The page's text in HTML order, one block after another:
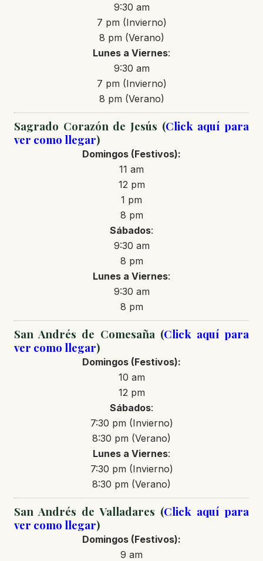
9:30 am
7 pm (Invierno)
8 pm (Verano)
Lunes a Viernes:
9:30 am
7 pm (Invierno)
8 pm (Verano)
Sagrado Corazón de Jesús (Click aquí para
ver como llegar)
Domingos (Festivos):
11 am
12 pm
1 pm
8 pm
Sábados:
9:30 am
8 pm
Lunes a Viernes:
9:30 am
8 pm
San Andrés de Comesaña (Click aquí para
ver como llegar)
Domingos (Festivos):
10 am
12 pm
Sábados:
7:30 pm (Invierno)
8:30 pm (Verano)
Lunes a Viernes:
7:30 pm (Invierno)
8:30 pm (Verano)
San Andrés de Valladares (Click aquí para
ver como llegar)
Domingos (Festivos):
9 am